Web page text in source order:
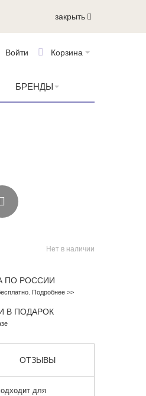
закрыть
Корзина
Войти
БРЕНДЫ
Нет в наличии
ПО РОССИИ
Подробнее >>
В ПОДАРОК
ОТЗЫВЫ
для